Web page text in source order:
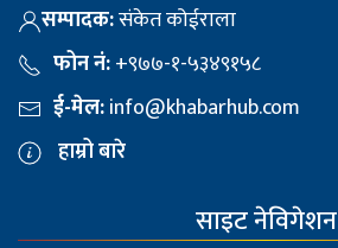
सम्पादक:संकेत कोईराला
फोन नं:+९७७-१-५३४९१५८
ई-मेल:info@khabarhub.com
हाम्रो बारे
साइट नेविगेशन